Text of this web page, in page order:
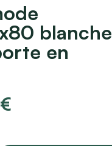
blanche
en
€